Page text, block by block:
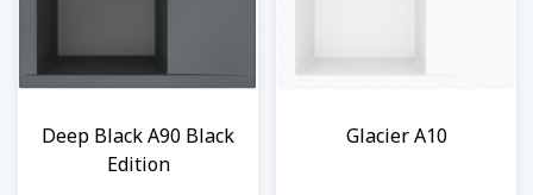
Deep Black A90 Black
Edition
Glacier A10